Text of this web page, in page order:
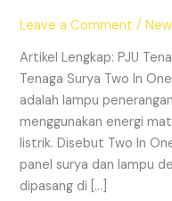
Leave a Comment /
Artikel Lengkap: PJU
Tenaga Surya Two In
adalah lampu
menggunakan energi
listrik. Disebut Two In
panel surya dan lampu
dipasang di […]
PJU
Tenaga
Surya
two
in
One